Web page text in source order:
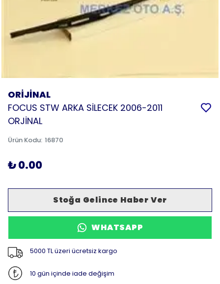
ORİJİNAL
FOCUS STW ARKA SİLECEK 2006-2011
ORJİNAL
Ürün Kodu: 16870
₺ 0.00
Stoğa Gelince Haber Ver
WHATSAPP
5000 TL üzeri ücretsiz kargo
10 gün içinde iade değişim